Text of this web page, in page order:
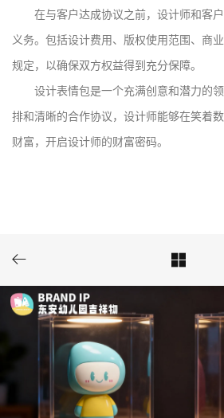
在与客户达成协议之前，设计师和客
义务。包括设计费用、版权使用范围、商
规定，以确保双方权益得到充分保障。
设计表情包是一个充满创意和潜力的
排和清晰的合作协议，设计师能够在笑着
财富，开启设计师的财富密码。
 